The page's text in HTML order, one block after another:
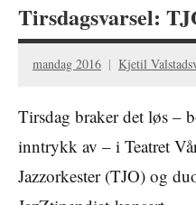
Tirsdagsvarsel:
mandag 2016 Kjetil
Tirsdag braker det løs –
inntrykk av – i Teatret
Jazzorkester (TJO) og